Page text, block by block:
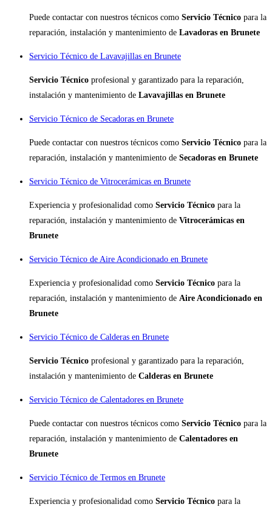
Puede contactar con nuestros técnicos como Servicio Técnico para la
reparación, instalación y mantenimiento de Lavadoras en Brunete
Servicio Técnico de Lavavajillas en Brunete
Servicio Técnico profesional y garantizado para la reparación,
instalación y mantenimiento de Lavavajillas en Brunete
Servicio Técnico de Secadoras en Brunete
Puede contactar con nuestros técnicos como Servicio Técnico para la
reparación, instalación y mantenimiento de Secadoras en Brunete
Servicio Técnico de Vitrocerámicas en Brunete
Experiencia y profesionalidad como Servicio Técnico para la
reparación, instalación y mantenimiento de Vitrocerámicas en
Brunete
Servicio Técnico de Aire Acondicionado en Brunete
Experiencia y profesionalidad como Servicio Técnico para la
reparación, instalación y mantenimiento de Aire Acondicionado en
Brunete
Servicio Técnico de Calderas en Brunete
Servicio Técnico profesional y garantizado para la reparación,
instalación y mantenimiento de Calderas en Brunete
Servicio Técnico de Calentadores en Brunete
Puede contactar con nuestros técnicos como Servicio Técnico para la
reparación, instalación y mantenimiento de Calentadores en
Brunete
Servicio Técnico de Termos en Brunete
Experiencia y profesionalidad como Servicio Técnico para la